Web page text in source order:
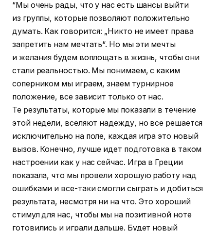
“Мы очень рады, что у нас есть шансы выйти
из группы, которые позволяют положительно
думать. Как говорится: „Никто не имеет права
запретить нам мечтать“. Но мы эти мечты
и желания будем воплощать в жизнь, чтобы они
стали реальностью. Мы понимаем, с каким
соперником мы играем, знаем турнирное
положение, все зависит только от нас.
Те результаты, которые мы показали в течение
этой недели, вселяют надежду, но все решается
исключительно на поле, каждая игра это новый
вызов. Конечно, лучше идет подготовка в таком
настроении как у нас сейчас. Игра в Греции
показала, что мы провели хорошую работу над
ошибками и все-таки смогли сыграть и добиться
результата, несмотря ни на что. Это хороший
стимул для нас, чтобы мы на позитивной ноте
готовились и играли дальше. Будет новый